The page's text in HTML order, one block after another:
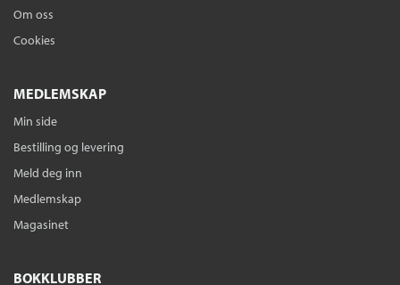
Om oss
Cookies
MEDLEMSKAP
Min side
Bestilling og levering
Meld deg inn
Medlemskap
Magasinet
BOKKLUBBER